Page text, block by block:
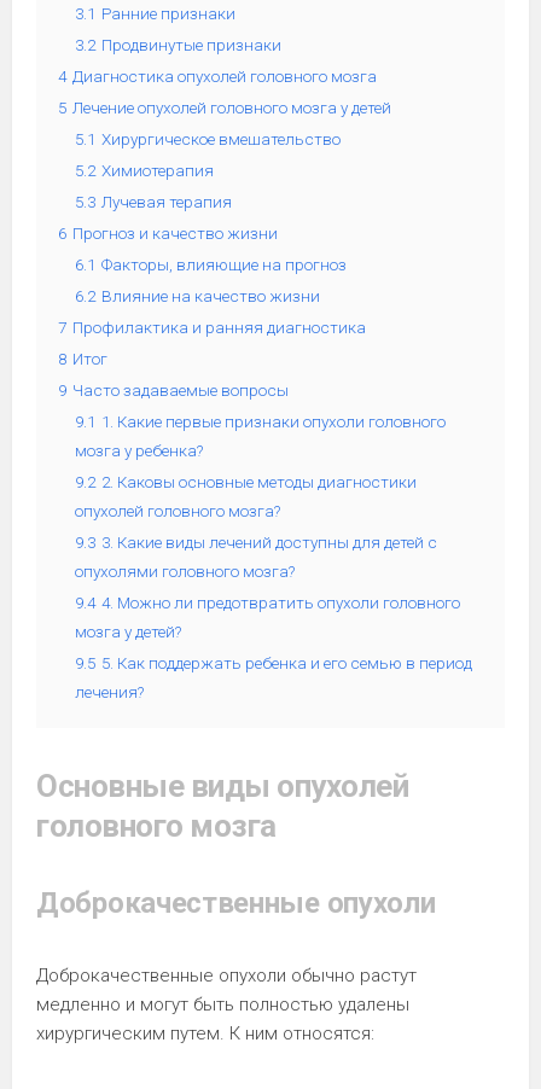
3.1 Ранние признаки
3.2 Продвинутые признаки
4 Диагностика опухолей головного мозга
5 Лечение опухолей головного мозга у детей
5.1 Хирургическое вмешательство
5.2 Химиотерапия
5.3 Лучевая терапия
6 Прогноз и качество жизни
6.1 Факторы, влияющие на прогноз
6.2 Влияние на качество жизни
7 Профилактика и ранняя диагностика
8 Итог
9 Часто задаваемые вопросы
9.1 1. Какие первые признаки опухоли головного
мозга у ребенка?
9.2 2. Каковы основные методы диагностики
опухолей головного мозга?
9.3 3. Какие виды лечений доступны для детей с
опухолями головного мозга?
9.4 4. Можно ли предотвратить опухоли головного
мозга у детей?
9.5 5. Как поддержать ребенка и его семью в период
лечения?
Основные виды опухолей
головного мозга
Доброкачественные опухоли
Доброкачественные опухоли обычно растут
медленно и могут быть полностью удалены
хирургическим путем. К ним относятся: